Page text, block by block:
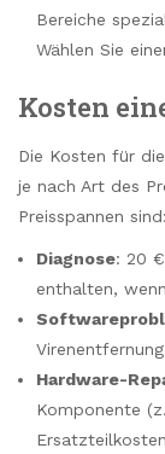
Bereiche
Wählen Sie
Kosten
Die Kosten für
je nach Art des
Preisspannen sind:
Diagnose: 20
enthalten,
Hardware-
Komponente